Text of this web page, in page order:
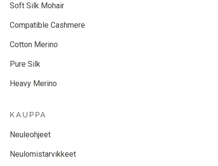
Soft Silk Mohair
Compatible Cashmere
Cotton Merino
Pure Silk
Heavy Merino
KAUPPA
Neuleohjeet
Neulomistarvikkeet